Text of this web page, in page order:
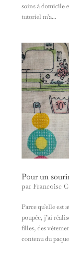
soins à domicile
tutoriel m’a...
Pour un
par Francoise
Parce qu’elle est
poupée, j’ai
filles, des
contenu du